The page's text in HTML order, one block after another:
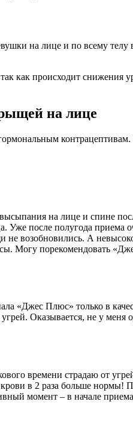
на лице и по всему
как происходит снижения
на лице
на лице и спине
после полугода приема
возобновились. А
Могу порекомендовать
«Джес Плюс» только в
Оказывается, не у
времени страдаю от
в 2 раза больше
момент – в начале